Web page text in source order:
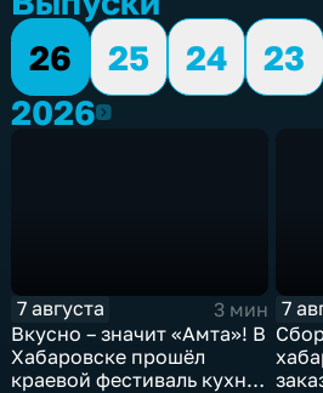
26
25 24 23
20262026
7 августа
3 мин
Вкусно – значит «Амта»! В
Хабаровске прошёл
краевой фестиваль кухни
7